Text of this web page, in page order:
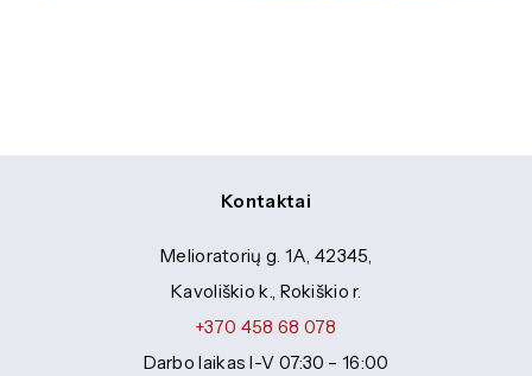
Kontaktai
Melioratorių g. 1A, 42345,
Kavoliškio k., Rokiškio r.
+370 458 68 078
Darbo laikas I-V 07:30 – 16:00